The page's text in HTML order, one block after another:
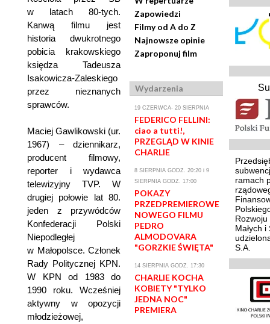
w latach 80-tych.
Kanwą filmu jest
historia dwukrotnego
pobicia krakowskiego
księdza Tadeusza
Isakowicza-Zaleskiego
przez nieznanych
sprawców.
Maciej Gawlikowski (ur.
1967) – dziennikarz,
producent filmowy,
reporter i wydawca
telewizyjny TVP. W
drugiej połowie lat 80.
jeden z przywódców
Konfederacji Polski
Niepodległej
w Małopolsce. Członek
Rady Politycznej KPN.
W KPN od 1983 do
1990 roku. Wcześniej
aktywny w opozycji
młodzieżowej,
Zapowiedzi
Filmy od A do Z
Najnowsze opinie
Zaproponuj film
Wydarzenia
19 CZERWCA- 20 SIERPNIA
FEDERICO FELLINI:
ciao a tutti!,
PRZEGLĄD W KINIE
CHARLIE
8 SIERPNIA GODZ. 20:20 i 9
SIERPNIA GODZ. 17:00
POKAZY
PRZEDPREMIEROWE
NOWEGO FILMU
PEDRO
ALMODOVARA
"GORZKIE ŚWIĘTA"
14 SIERPNIA GODZ. 17:30
CHARLIE KOCHA
KOBIETY "TYLKO
JEDNA NOC"
PREMIERA
ramach
Małych
S.A.